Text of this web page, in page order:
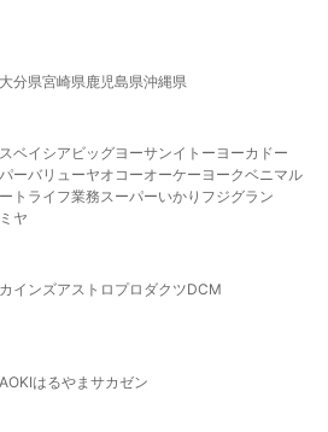
大分県宮崎県鹿児島県沖縄県
ベイシア ビッグヨーサンイトーヨーカドー
ーバリューヤオコーオーケー ヨークベニマル
ト ライフ業務スーパーいかり フジグラン
ヤ
カインズアストロプロダクツDCM
AOKIはるやま サカゼン